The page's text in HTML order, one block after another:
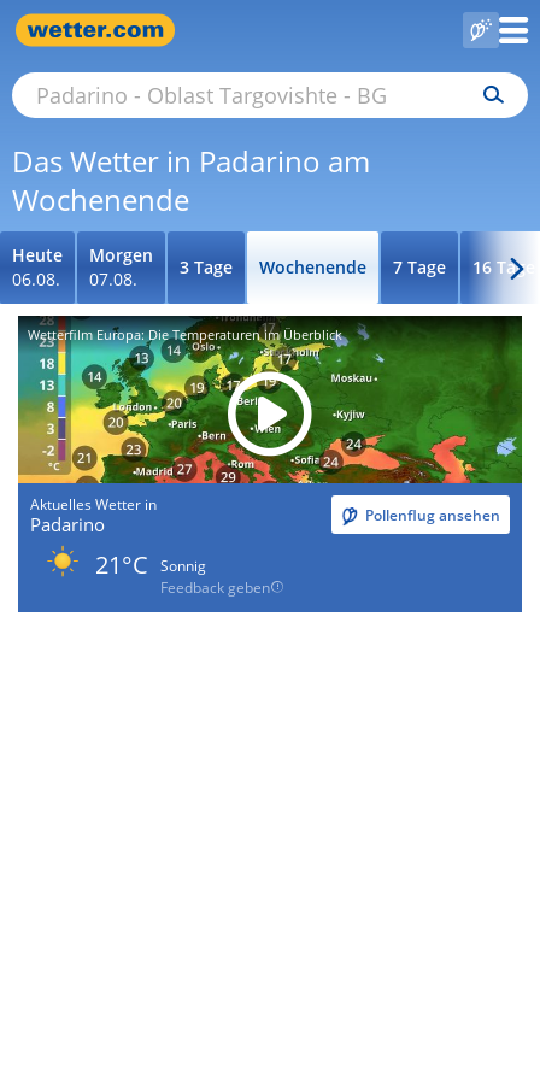
Das Wetter in Padarino am
Wochenende
Heute
06.08.
Morgen
07.08.
3 Tage Wochenende 7 Tage 16 Tage
Wetterfilm Europa: Die Temperaturen im Überblick
Aktuelles Wetter in
Padarino Pollenflug ansehen
21°C
Sonnig
Feedback geben